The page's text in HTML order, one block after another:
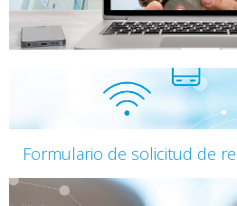
Formulario de solicitud de